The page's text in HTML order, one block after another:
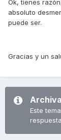
Ok, tienes
absoluto
puede ser.
Gracias y un
Este